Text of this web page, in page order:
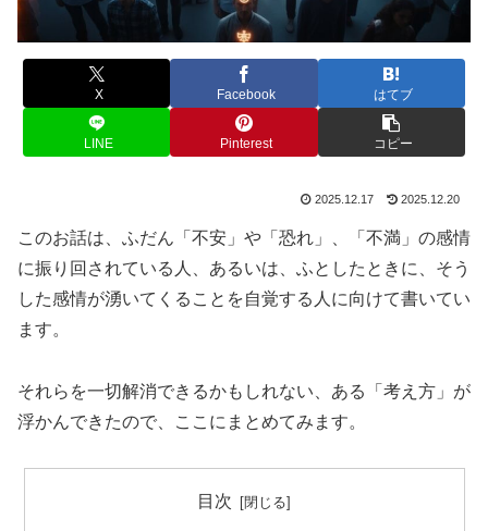
X Facebook はてブ
LINE Pinterest コピー
2025.12.17 2025.12.20
このお話は、ふだん「不安」や「恐れ」、「不満」の感情
に振り回されている人、あるいは、ふとしたときに、そう
した感情が湧いてくることを自覚する人に向けて書いてい
ます。
それらを一切解消できるかもしれない、ある「考え方」が
浮かんできたので、ここにまとめてみます。
目次